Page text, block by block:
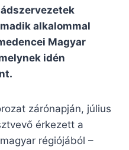
alkalommal
Magyar
idén
zárónapján, július
érkezett a
régiójából –